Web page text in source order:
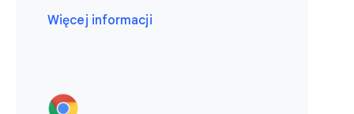
Więcej informacji